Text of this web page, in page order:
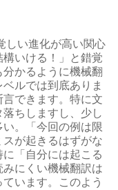
しい進化が高い関心
いける！」と錯覚
かるように機械翻
ルでは到底ありま
できます。特に文
ちしますし、少し
。「今回の例は限
が起きるはずがな
「自分には起こる
にくい機械翻訳は
います。このよう